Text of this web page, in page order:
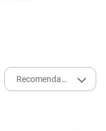
Recomendados